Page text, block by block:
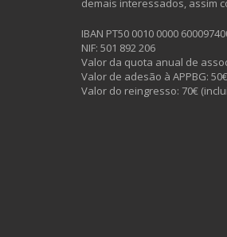
demais interessados, assim
IBAN PT50 0010 0000
NIF: 501 892 206
Valor da quota anual de
Valor de adesão à APPBG:
Valor do reingresso: 70€